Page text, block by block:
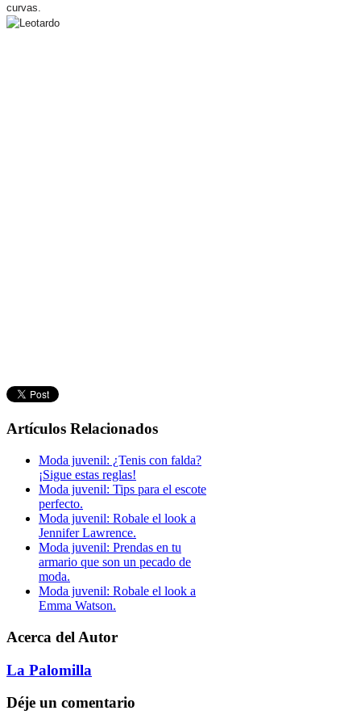
curvas.
Artículos Relacionados
Moda juvenil: ¿Tenis con falda?
¡Sigue estas reglas!
Moda juvenil: Tips para el escote
perfecto.
Moda juvenil: Robale el look a
Jennifer Lawrence.
Moda juvenil: Prendas en tu
armario que son un pecado de
moda.
Moda juvenil: Robale el look a
Emma Watson.
Acerca del Autor
La Palomilla
Déje un comentario